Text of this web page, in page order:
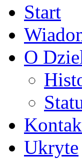
Start
O
Ukryte